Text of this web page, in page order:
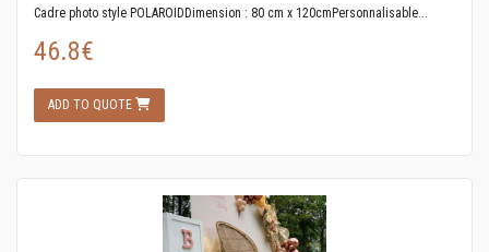
Cadre photo style POLAROIDDimension : 80 cm x 120cmPersonnalisable...
46.8€
ADD TO QUOTE